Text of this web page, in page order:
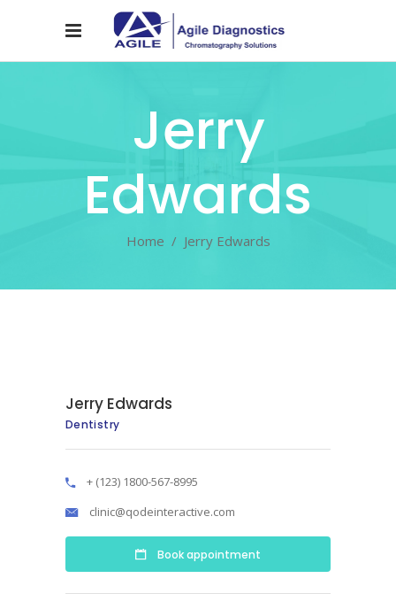
Jerry
Edwards
Home / Jerry Edwards
Jerry Edwards
Dentistry
+ (123) 1800-567-8995
clinic@qodeinteractive.com
Book appointment